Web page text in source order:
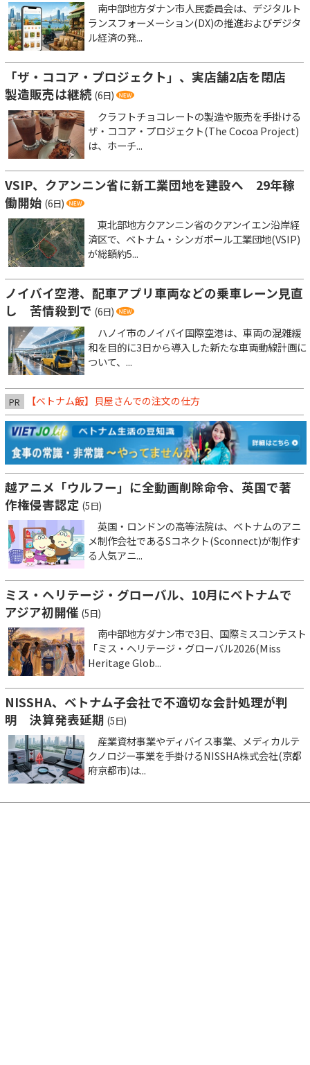
南中部地方ダナン市人民委員会は、デジタルト
ランスフォーメーション(DX)の推進およびデジタ
ル経済の発...
「ザ・ココア・プロジェクト」、実店舗2店を閉店
製造販売は継続 (6日)
クラフトチョコレートの製造や販売を手掛ける
ザ・ココア・プロジェクト(The Cocoa Project)
は、ホーチ...
VSIP、クアンニン省に新工業団地を建設へ 29年稼
働開始 (6日)
東北部地方クアンニン省のクアンイエン沿岸経
済区で、ベトナム・シンガポール工業団地(VSIP)
が総額約5...
ノイバイ空港、配車アプリ車両などの乗車レーン見直
し 苦情殺到で (6日)
ハノイ市のノイバイ国際空港は、車両の混雑緩
和を目的に3日から導入した新たな車両動線計画に
ついて、...
PR 【ベトナム飯】貝屋さんでの注文の仕方
越アニメ「ウルフー」に全動画削除命令、英国で著
作権侵害認定 (5日)
英国・ロンドンの高等法院は、ベトナムのアニ
メ制作会社であるSコネクト(Sconnect)が制作す
る人気アニ...
ミス・ヘリテージ・グローバル、10月にベトナムで
アジア初開催 (5日)
南中部地方ダナン市で3日、国際ミスコンテスト
「ミス・ヘリテージ・グローバル2026(Miss
Heritage Glob...
NISSHA、ベトナム子会社で不適切な会計処理が判
明 決算発表延期 (5日)
産業資材事業やディバイス事業、メディカルテ
クノロジー事業を手掛けるNISSHA株式会社(京都
府京都市)は...